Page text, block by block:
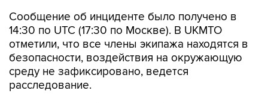
Сообщение об инциденте было получено в
14:30 по UTC (17:30 по Москве). В UKMTO
отметили, что все члены экипажа находятся в
безопасности, воздействия на окружающую
среду не зафиксировано, ведется
расследование.